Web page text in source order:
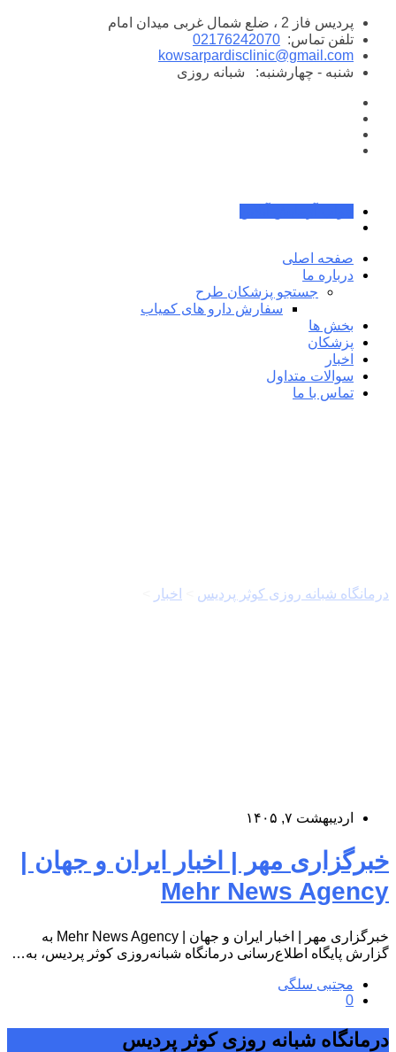
پرش
محتوا
پردیس فاز 2 ، ضلع شمال غربی میدان امام
تلفن تماس: 02176242070
kowsarpardisclinic@gmail.com
شنبه - چهارشنبه:
شبانه روزی
صفحه اصلی
درباره ما
جستجو پزشکان طرح
سفارش دارو های کمیاب
بخش ها
پزشکان
اخبار
سوالات متداول
تماس با ما
درمانگاه شبانه روزی کوثر پردیس اخبار
اردیبهشت ۷, ۱۴۰۵
خبرگزاری مهر | اخبار ایران و جهان |
Mehr News Agency
خبرگزاری مهر | اخبار ایران و جهان | Mehr News Agency به
گزارش پایگاه اطلاع‌رسانی درمانگاه شبانه‌روزی کوثر پردیس، به…
مجتبی سلگی
0
درمانگاه شبانه روزی کوثر پردیس